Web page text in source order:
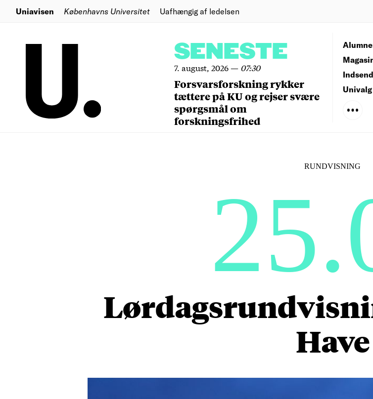
Uniavisen Københavns Universitet Uafhængig af ledelsen
SENESTE
7. august, 2026— 07:30
Forsvarsforskning rykker
tættere på KU og rejser svære
spørgsmål om
forskningsfrihed
RUNDVISNING
Have